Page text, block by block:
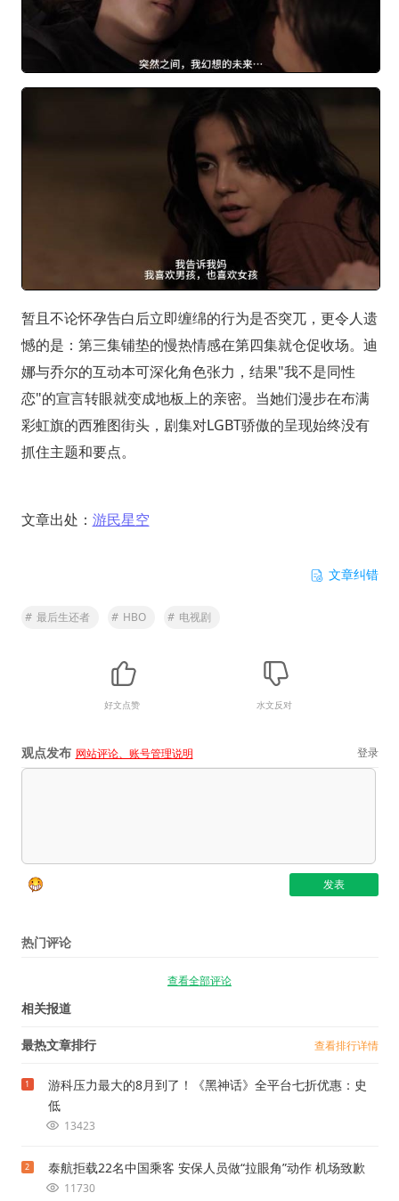
暂且不论怀孕告白后立即缠绵的行为是否突兀，更令人遗
憾的是：第三集铺垫的慢热情感在第四集就仓促收场。迪
娜与乔尔的互动本可深化角色张力，结果"我不是同性
恋"的宣言转眼就变成地板上的亲密。当她们漫步在布满
彩虹旗的西雅图街头，剧集对LGBT骄傲的呈现始终没有
抓住主题和要点。
文章出处： 游民星空
文章纠错
# 最后生还者 # HBO # 电视剧
好文点赞 水文反对
观点发布 网站评论、账号管理说明 登录
热门评论
查看全部评论
相关报道
最热文章排行 查看排行详情
1
游科压力最大的8月到了！《黑神话》全平台七折优惠：史
低
13423
2 泰航拒载22名中国乘客 安保人员做“拉眼角”动作 机场致歉
11730